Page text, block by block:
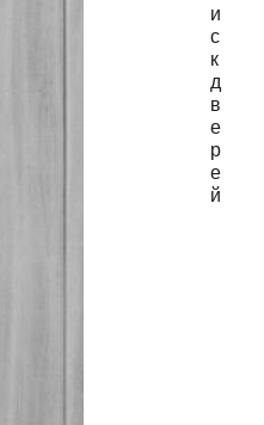
и
с
к
д
в
е
р
е
й